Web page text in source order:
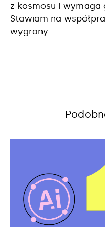
z kosmosu i wymaga
Stawiam na
wygrany.